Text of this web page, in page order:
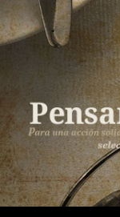
Saltar
al
contenido